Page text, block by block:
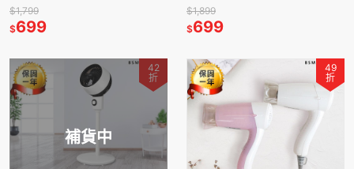
熱水壺 咖啡壺 電熱水壺 沖泡壺
$1,799
$699
熱水壺 不鏽鋼壺 咖啡壺 電熱水
壺
$1,899
$699
補貨中
42
折
49
折